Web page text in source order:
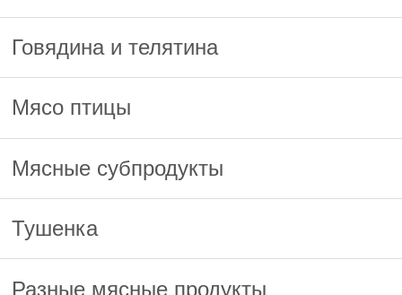
Говядина и телятина
Мясо птицы
Мясные субпродукты
Тушенка
Разные мясные продукты